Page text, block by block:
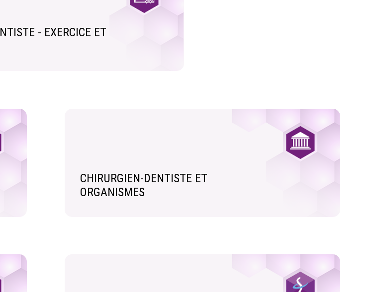
- EXERCICE ET
CHIRURGIEN-DENTISTE ET
ORGANISMES